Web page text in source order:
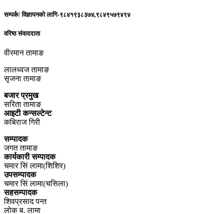
सम्पर्क/ विज्ञापनको लागि-९८४१९३८३७४,९८४९५७९४९४
वरिष्ठ संवाददाता
वीरमान तामाङ
लालध्वज तामाङ
सृजना तामाङ
बजार प्रमुख
सरिता तामाङ
आइटी कन्सल्टेन्ट
कबिराज गिरी
सम्पादक
जगत तामाङ
कार्यकारी सम्पादक
चमार सिं लामा(शिशिर)
उपसम्पादक
चमार सिं लामा(चसिला)
सहसम्पादक
शिवप्रसाद पन्त
लोक ब. लामा